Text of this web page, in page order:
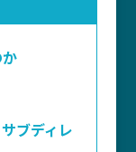
ブディレ